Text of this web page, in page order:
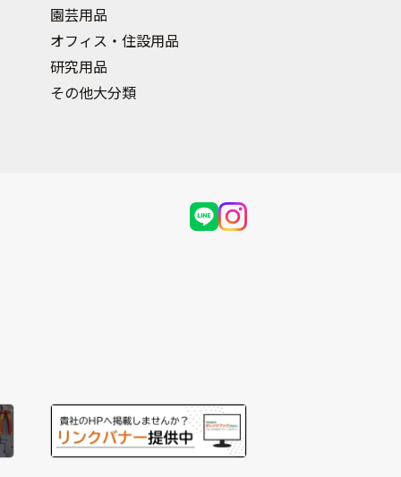
園芸用品
オフィス・住設用品
研究用品
その他大分類